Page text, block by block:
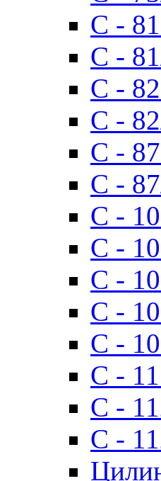
С -
С -
С -
С -
С -
С -
С -
C -
С -
С -
С -
С -
C -
С -